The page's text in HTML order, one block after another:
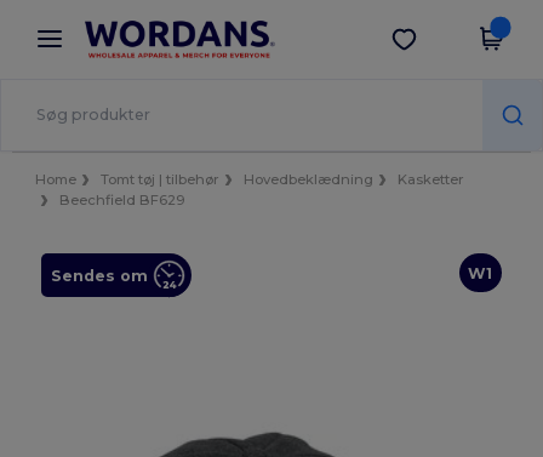
× Wordans-app
Bedre priser i appen!
Hent app
Home Tomt tøj | tilbehør Hovedbeklædning
Kasketter
Beechfield BF629
W1
Sendes om